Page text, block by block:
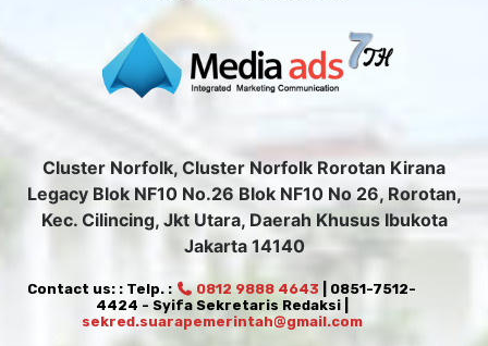
Cluster Norfolk, Cluster Norfolk Rorotan Kirana
Legacy Blok NF10 No.26 Blok NF10 No 26, Rorotan,
Kec. Cilincing, Jkt Utara, Daerah Khusus Ibukota
Jakarta 14140
Contact us: : Telp. : 0812 9888 4643 | 0851-7512-
4424 - Syifa Sekretaris Redaksi |
sekred.suarapemerintah@gmail.com